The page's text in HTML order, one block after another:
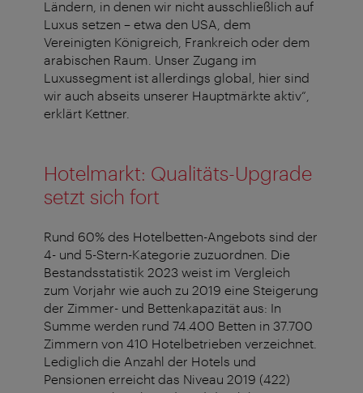
Ländern, in denen wir nicht ausschließlich auf
Luxus setzen – etwa den USA, dem
Vereinigten Königreich, Frankreich oder dem
arabischen Raum. Unser Zugang im
Luxussegment ist allerdings global, hier sind
wir auch abseits unserer Hauptmärkte aktiv“,
erklärt Kettner.
Hotelmarkt: Qualitäts-Upgrade
setzt sich fort
Rund 60% des Hotelbetten-Angebots sind der
4- und 5-Stern-Kategorie zuzuordnen. Die
Bestandsstatistik 2023 weist im Vergleich
zum Vorjahr wie auch zu 2019 eine Steigerung
der Zimmer- und Bettenkapazität aus: In
Summe werden rund 74.400 Betten in 37.700
Zimmern von 410 Hotelbetrieben verzeichnet.
Lediglich die Anzahl der Hotels und
Pensionen erreicht das Niveau 2019 (422)